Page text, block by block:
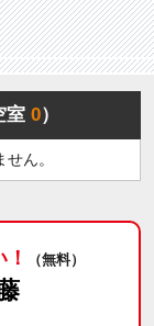
室0）
ん。
（無料）